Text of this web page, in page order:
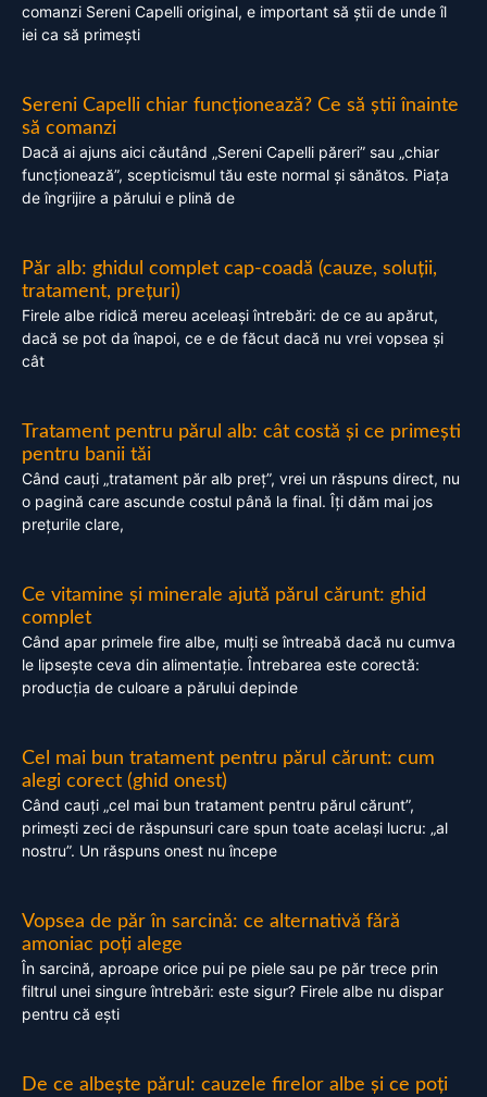
comanzi Sereni Capelli original, e important să știi de unde îl
iei ca să primești
Sereni Capelli chiar funcționează? Ce să știi înainte
să comanzi
Dacă ai ajuns aici căutând „Sereni Capelli păreri” sau „chiar
funcționează”, scepticismul tău este normal și sănătos. Piața
de îngrijire a părului e plină de
Păr alb: ghidul complet cap-coadă (cauze, soluții,
tratament, prețuri)
Firele albe ridică mereu aceleași întrebări: de ce au apărut,
dacă se pot da înapoi, ce e de făcut dacă nu vrei vopsea și
cât
Tratament pentru părul alb: cât costă și ce primești
pentru banii tăi
Când cauți „tratament păr alb preț”, vrei un răspuns direct, nu
o pagină care ascunde costul până la final. Îți dăm mai jos
prețurile clare,
Ce vitamine și minerale ajută părul cărunt: ghid
complet
Când apar primele fire albe, mulți se întreabă dacă nu cumva
le lipsește ceva din alimentație. Întrebarea este corectă:
producția de culoare a părului depinde
Cel mai bun tratament pentru părul cărunt: cum
alegi corect (ghid onest)
Când cauți „cel mai bun tratament pentru părul cărunt”,
primești zeci de răspunsuri care spun toate același lucru: „al
nostru”. Un răspuns onest nu începe
Vopsea de păr în sarcină: ce alternativă fără
amoniac poți alege
În sarcină, aproape orice pui pe piele sau pe păr trece prin
filtrul unei singure întrebări: este sigur? Firele albe nu dispar
pentru că ești
De ce albește părul: cauzele firelor albe și ce poți